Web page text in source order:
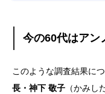
今の60代はアン
このような調査結果に
⾧・神下 敬子 （かみし